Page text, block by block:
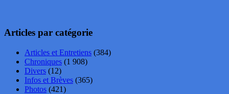
Articles par catégorie
Articles et Entretiens (384)
Chroniques (1 908)
Divers (12)
Infos et Brèves (365)
Photos (421)